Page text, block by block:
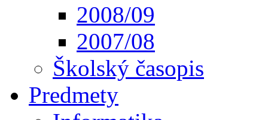
2008/09
2007/08
Školský časopis
Predmety